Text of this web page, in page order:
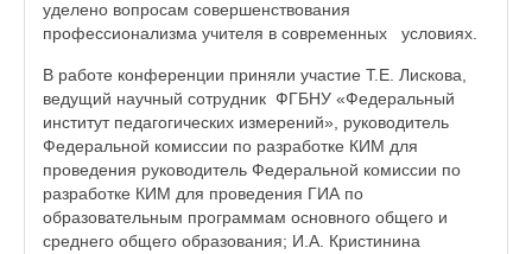
уделено вопросам совершенствования
профессионализма учителя в современных условиях.
В работе конференции приняли участие Т.Е. Лискова,
ведущий научный сотрудник ФГБНУ «Федеральный
институт педагогических измерений», руководитель
Федеральной комиссии по разработке КИМ для
проведения руководитель Федеральной комиссии по
разработке КИМ для проведения ГИА по
образовательным программам основного общего и
среднего общего образования; И.А. Кристинина